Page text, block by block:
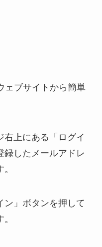
ェブサイトから簡単
右上にある「ログイ
録したメールアドレ
ン」ボタンを押して